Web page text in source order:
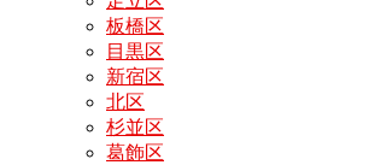
板橋区
目黒区
新宿区
北区
杉並区
葛飾区